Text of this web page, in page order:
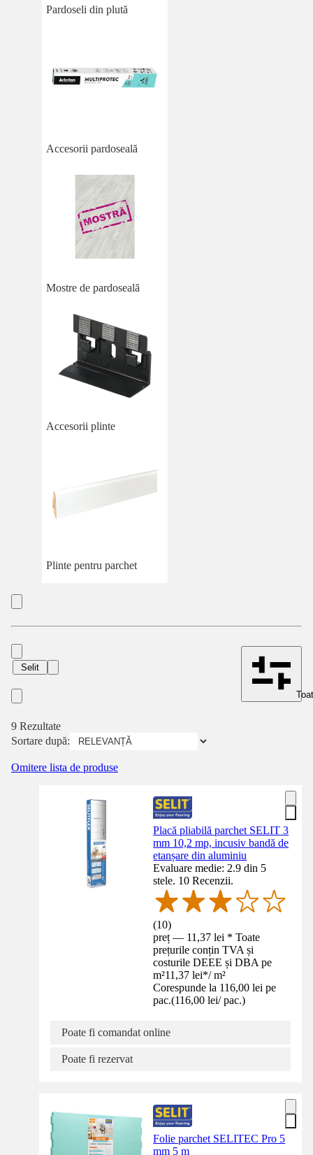
Pardoseli din plută
Accesorii pardoseală
Mostre de pardoseală
Accesorii plinte
Plinte pentru parchet
Selit
9 Rezultate
Sortare după:
Omitere lista de produse
Placă pliabilă parchet SELIT 3
mm 10,2 mp, incusiv bandă de
etanșare din aluminiu
Evaluare medie: 2.9 din 5
stele. 10 Recenzii.
(10)
preț — 11,37 lei * Toate
prețurile conțin TVA și
costurile DEEE și DBA pe
m²11,37 lei*/ m²
Corespunde la 116,00 lei pe
pac.(116,00 lei/ pac.)
Poate fi comandat online
Poate fi rezervat
Folie parchet SELITEC Pro 5
mm 5 m